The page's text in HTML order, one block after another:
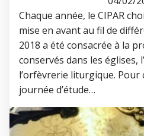
Chaque année, le CIPAR
mise en avant au fil de
2018 a été consacrée à la
conservés dans les églises,
l’orfèvrerie liturgique. Pour
journée d’étude…